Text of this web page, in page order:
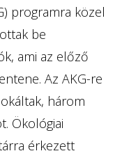
programra közel
be
ami az előző
Az AKG-re
három
Ökológiai
érkezett